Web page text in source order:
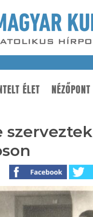
ÉLET NÉZŐPONT
szerveztek